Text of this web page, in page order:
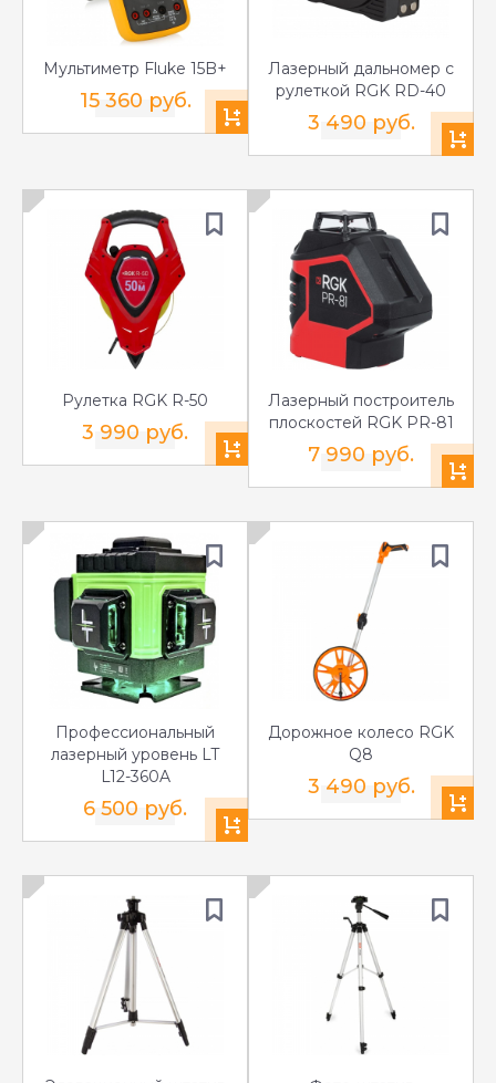
Мультиметр Fluke 15B+
15 360 руб.
Лазерный дальномер с
рулеткой RGK RD-40
3 490 руб.
Рулетка RGK R-50
3 990 руб.
Лазерный построитель
плоскостей RGK PR-81
7 990 руб.
Профессиональный
лазерный уровень LT
L12-360A
6 500 руб.
Дорожное колесо RGK
Q8
3 490 руб.